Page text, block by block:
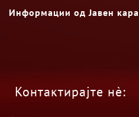
Информации од Јавен
Контактирајте нè: